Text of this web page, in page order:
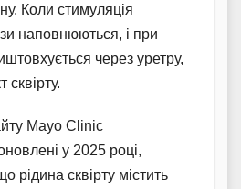
Коли стимуляція
наповнюються, і при
через уретру,
Mayo Clinic
у 2025 році,
рідина сквірту містить